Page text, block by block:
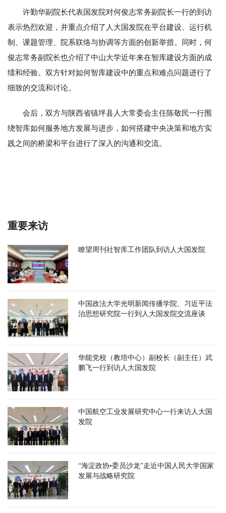
许勤华副院长代表国发院对何俊志常务副院长一行的到访
表示热烈欢迎，并重点介绍了人大国发院在平台建设、运行机
制、课题管理、院系联络与协调等方面的创新举措。同时，何
俊志常务副院长也介绍了中山大学近年来在智库建设方面的成
绩和经验。双方针对如何智库建设中的重点和难点问题进行了
细致的交流和讨论。
会后，双方与陕西省镇坪县人大常委会主任陈敬民一行围
绕智库如何服务地方发展与进步，如何搭建中央决策和地方实
践之间的桥梁和平台进行了深入的沟通和交流。
重要来访
瞭望周刊社智库工作团队到访人大国发院
中国政法大学光明新闻传播学院、习近平法
治思想研究院一行到人大国发院交流座谈
华能党校（教培中心）副校长（副主任）武
鹏飞一行到访人大国发院
中国航空工业发展研究中心一行来访人大国
发院
“海淀政协•委员沙龙”走近中国人民大学国家
发展与战略研究院